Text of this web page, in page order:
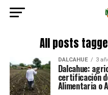
All posts
DALCAHUE 3
Dalcahue:
certificación
Alimentaria o